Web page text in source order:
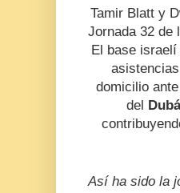
Tamir Blatt y
Jornada 32 de
El base israelí
domicilio ante
del
Así ha sido la